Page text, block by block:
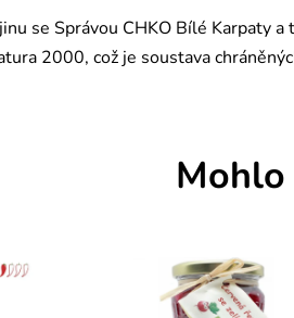
se Správou CHKO Bílé Karpaty
2000, což je soustava